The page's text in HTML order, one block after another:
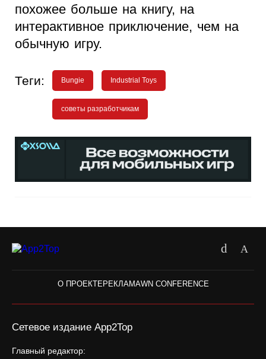
похожее больше на книгу, на
интерактивное приключение, чем на
обычную игру.
Теги: Bungie Industrial Toys
советы разработчикам
О ПРОЕКТЕРЕКЛАМАWN CONFERENCE
Сетевое издание App2Top
Главный редактор: